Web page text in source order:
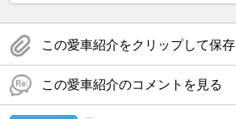
この愛車紹介をクリップして保存
この愛車紹介のコメントを見る